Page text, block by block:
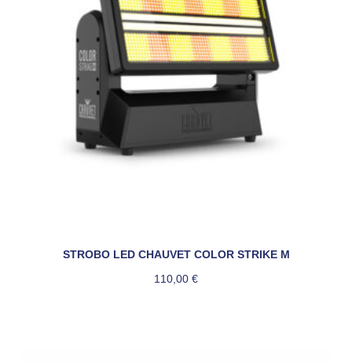
STROBO LED CHAUVET COLOR STRIKE M
110,00 €